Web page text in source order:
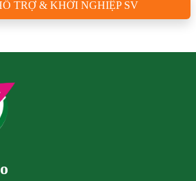
TRỢ & KHỞI NGHIỆP SV